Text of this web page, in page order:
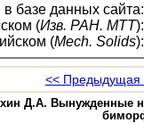
в базе данных сайта:
(Изв. РАН. МТТ):
(Mech. Solids):
<< Предыдущая
Д.А. Вынужденные